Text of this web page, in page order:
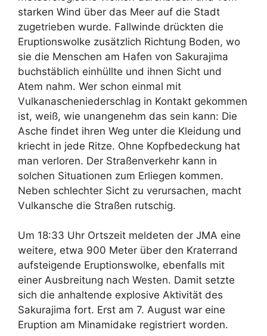
starken Wind über das Meer auf die Stadt
zugetrieben wurde. Fallwinde drückten die
Eruptionswolke zusätzlich Richtung Boden, wo
sie die Menschen am Hafen von Sakurajima
buchstäblich einhüllte und ihnen Sicht und
Atem nahm. Wer schon einmal mit
Vulkanascheniederschlag in Kontakt gekommen
ist, weiß, wie unangenehm das sein kann: Die
Asche findet ihren Weg unter die Kleidung und
kriecht in jede Ritze. Ohne Kopfbedeckung hat
man verloren. Der Straßenverkehr kann in
solchen Situationen zum Erliegen kommen.
Neben schlechter Sicht zu verursachen, macht
Vulkansche die Straßen rutschig.
Um 18:33 Uhr Ortszeit meldeten der JMA eine
weitere, etwa 900 Meter über den Kraterrand
aufsteigende Eruptionswolke, ebenfalls mit
einer Ausbreitung nach Westen. Damit setzte
sich die anhaltende explosive Aktivität des
Sakurajima fort. Erst am 7. August war eine
Eruption am Minamidake registriert worden.